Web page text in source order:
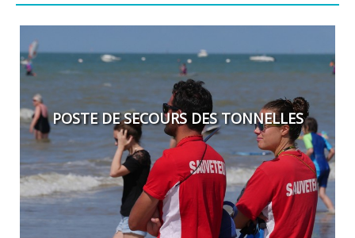
POSTE DE SECOURS DES TONNELLES